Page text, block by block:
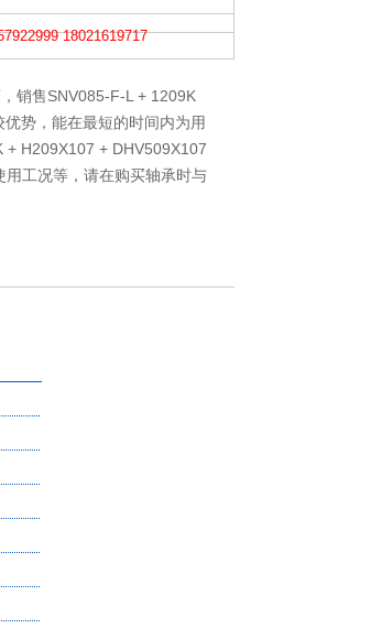
18021619717
销售SNV085-F-L + 1209K
势，能在最短的时间内为用
+ H209X107 + DHV509X107
工况等，请在购买轴承时与